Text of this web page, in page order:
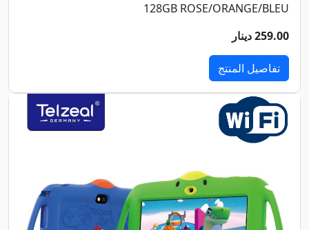
128GB ROSE/ORANGE/BLEU
259.00 دينار
تفاصيل المنتج